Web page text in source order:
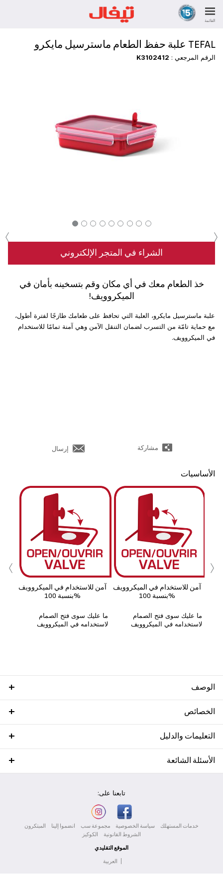
القائمة
TEFAL علبة حفظ الطعام ماسترسيل مايكرو
الرقم المرجعي : K3102412
‹ › الشراء في المتجر الإلكتروني
خذ الطعام معك في أي مكان وقم بتسخينه بأمان في
الميكروويف!
علبة ماسترسيل مايكرو، العلبة التي تحافظ على طعامك طازجًا لفترة أطول،
مع حماية تامّة من التسرب لضمان التنقل الآمن وهي آمنة تمامًا للاستخدام
في الميكروويف.
مشاركة إرسال
الأساسيات
آمن للاستخدام في الميكروويف
بنسبة 100%
ما عليك سوى فتح الصمام
لاستخدامه في الميكروويف
آمن للاستخدام في الميكروويف
بنسبة 100%
ما عليك سوى فتح الصمام
لاستخدامه في الميكروويف
‹ ›
الوصف
الخصائص
التعليمات والدليل
الأسئلة الشائعة
تابعنا على:
خدمات المستهلك سياسة الخصوصية مجموعة سب انضموا إلينا
المبتكرون
الشروط القانونية
الكوكيز
الموقع التقليدي
العربية